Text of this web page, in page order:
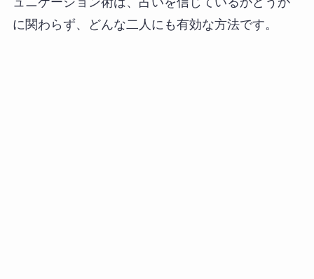
に関わらず、どんな二人にも有効な方法です。